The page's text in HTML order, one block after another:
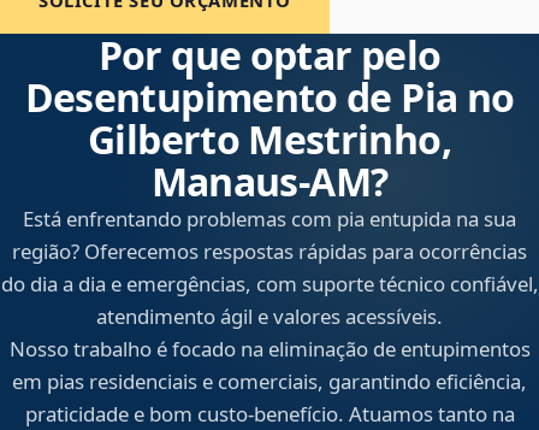
Por que optar pelo
Desentupimento de Pia no
Gilberto Mestrinho,
Manaus‑AM?
Está enfrentando problemas com pia entupida na sua
região? Oferecemos respostas rápidas para ocorrências
do dia a dia e emergências, com suporte técnico confiável,
atendimento ágil e valores acessíveis.
Nosso trabalho é focado na eliminação de entupimentos
em pias residenciais e comerciais, garantindo eficiência,
praticidade e bom custo-benefício. Atuamos tanto na